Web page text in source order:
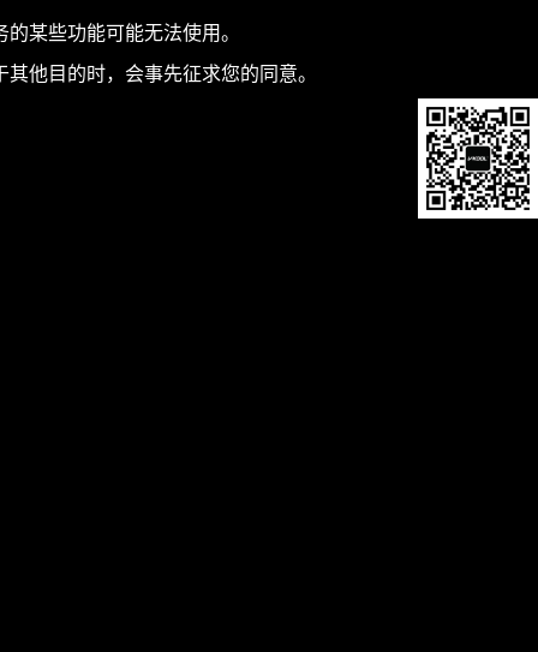
某些功能可能无法使用。
他目的时，会事先征求您的同意。